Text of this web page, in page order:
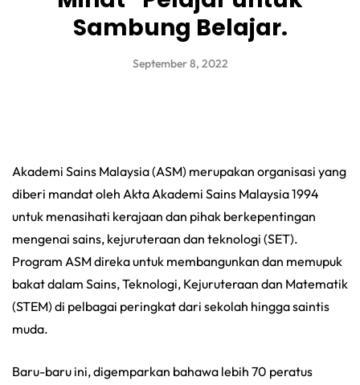
Sambung Belajar.
September 8, 2022
Akademi Sains Malaysia (ASM) merupakan organisasi yang
diberi mandat oleh Akta Akademi Sains Malaysia 1994
untuk menasihati kerajaan dan pihak berkepentingan
mengenai sains, kejuruteraan dan teknologi (SET).
Program ASM direka untuk membangunkan dan memupuk
bakat dalam Sains, Teknologi, Kejuruteraan dan Matematik
(STEM) di pelbagai peringkat dari sekolah hingga saintis
muda.
Baru-baru ini, digemparkan bahawa lebih 70 peratus